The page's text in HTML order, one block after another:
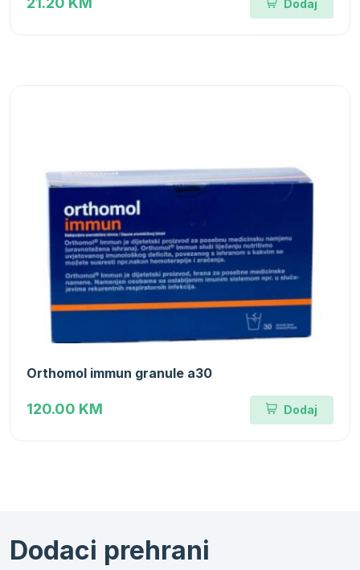
Dodaj
Orthomol immun granule a30
120.00 KM Dodaj
Dodaci prehrani